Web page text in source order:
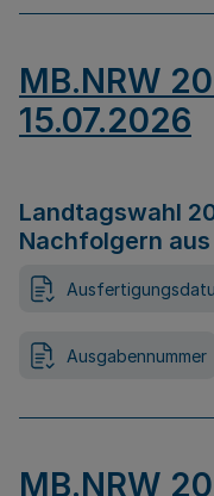
MB.NRW
15.07.2026
Landtagswahl
Nachfolgern
Ausgabennummer
MB.NRW